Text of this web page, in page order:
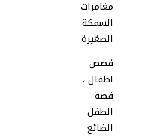
مغامرات
السمكة
الصغيرة
قصص
اطفال ،
قصة
الطفل
الضائع